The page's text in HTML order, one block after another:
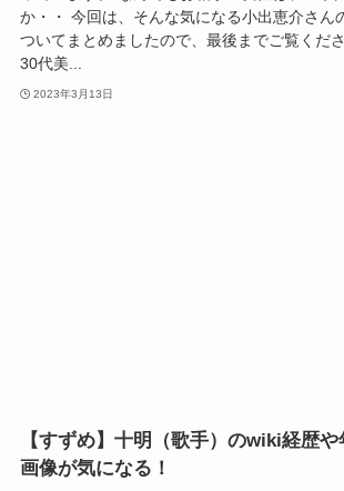
か・・ 今回は、そんな気になる小出恵介さん
ついてまとめましたので、最後までご覧くだ
30代美...
2023年3月13日
【すずめ】十明（歌手）のwiki経歴
画像が気になる！